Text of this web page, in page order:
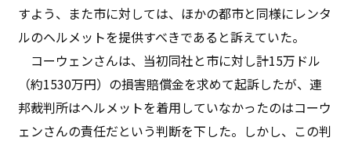
すよう、また市に対しては、ほかの都市と同様にレンタ
ルのヘルメットを提供すべきであると訴えていた。
コーウェンさんは、当初同社と市に対し計15万ドル
（約1530万円）の損害賠償金を求めて起訴したが、連
邦裁判所はヘルメットを着用していなかったのはコーウ
ェンさんの責任だという判断を下した。しかし、この判